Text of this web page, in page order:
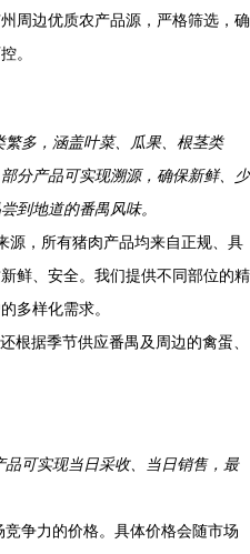
周边优质农产品源，严格筛选，确
。
多，涵盖叶菜、瓜果、根茎类
分产品可实现溯源，确保新鲜、少
到地道的番禺风味。
源，所有猪肉产品均来自正规、具
鲜、安全。我们提供不同部位的精
多样化需求。
根据季节供应番禺及周边的禽蛋、
可实现当日采收、当日销售，最
争力的价格。具体价格会随市场